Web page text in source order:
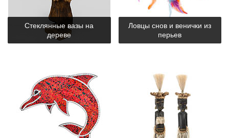
Стеклянные вазы на
дереве
Ловцы снов и венички из
перьев